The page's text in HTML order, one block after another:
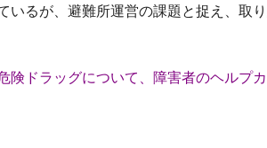
るが、避難所運営の課題と捉え、取
険ドラッグについて、障害者のヘルプ